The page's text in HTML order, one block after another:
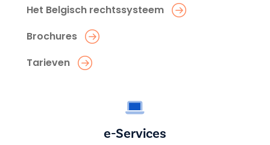
Het Belgisch rechtssysteem
Brochures
Tarieven
e-Services